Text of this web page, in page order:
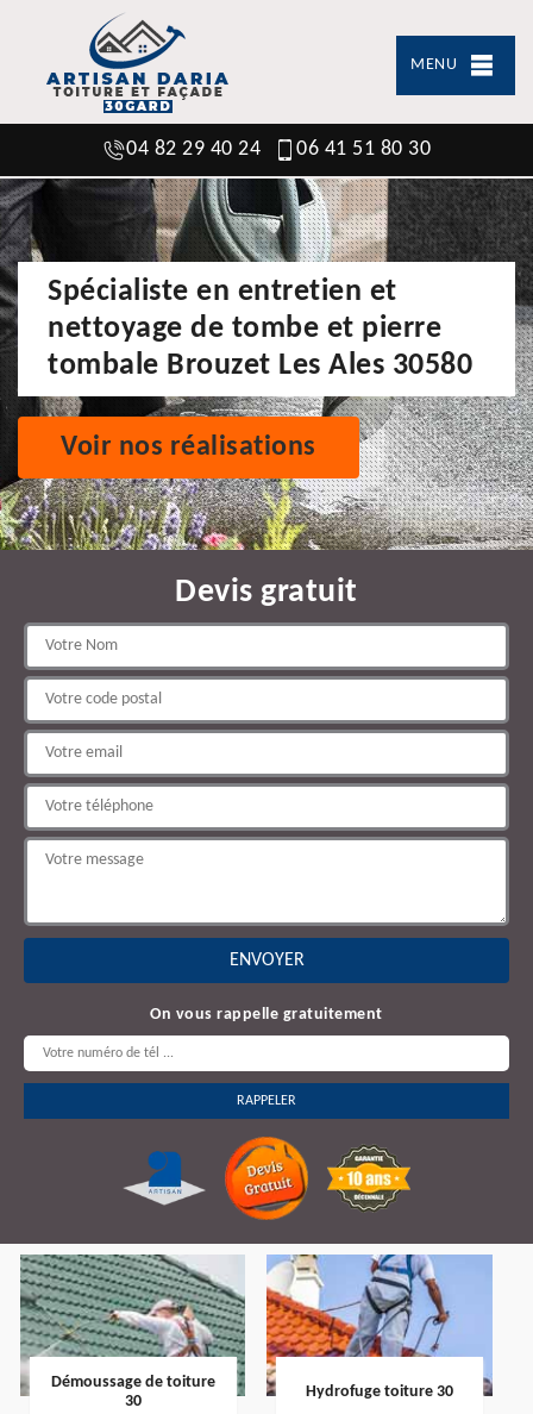
MENU
04 82 29 40 24 06 41 51 80 30
Spécialiste en entretien et
nettoyage de tombe et pierre
tombale Brouzet Les Ales 30580
Voir nos réalisations
Devis gratuit
On vous rappelle gratuitement
Démoussage de toiture
30
Hydrofuge toiture 30